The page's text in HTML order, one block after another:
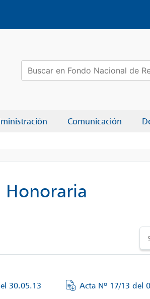
Comunicación
Buscar:
Honoraria
30.05.13 Acta Nº 17/13 del